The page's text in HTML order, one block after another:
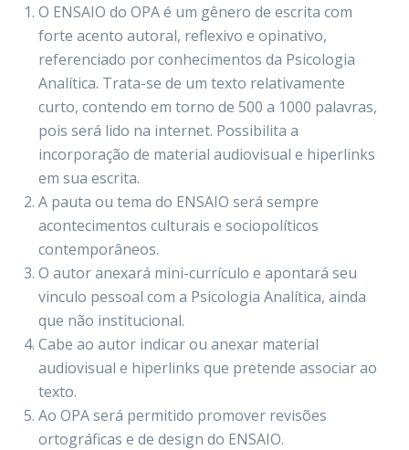
O ENSAIO do OPA é um gênero de escrita com
forte acento autoral, reflexivo e opinativo,
referenciado por conhecimentos da Psicologia
Analítica. Trata-se de um texto relativamente
curto, contendo em torno de 500 a 1000 palavras,
pois será lido na internet. Possibilita a
incorporação de material audiovisual e hiperlinks
em sua escrita.
A pauta ou tema do ENSAIO será sempre
acontecimentos culturais e sociopolíticos
contemporâneos.
O autor anexará mini-currículo e apontará seu
vinculo pessoal com a Psicologia Analítica, ainda
que não institucional.
Cabe ao autor indicar ou anexar material
audiovisual e hiperlinks que pretende associar ao
texto.
Ao OPA será permitido promover revisões
ortográficas e de design do ENSAIO.